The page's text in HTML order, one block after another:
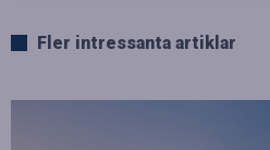
Fler intressanta artiklar